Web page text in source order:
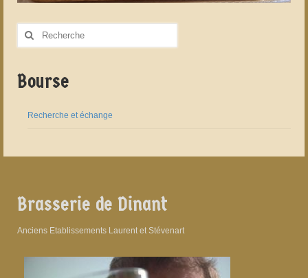
Rechercher
Bourse
Recherche et échange
Brasserie de Dinant
Anciens Etablissements Laurent et Stévenart